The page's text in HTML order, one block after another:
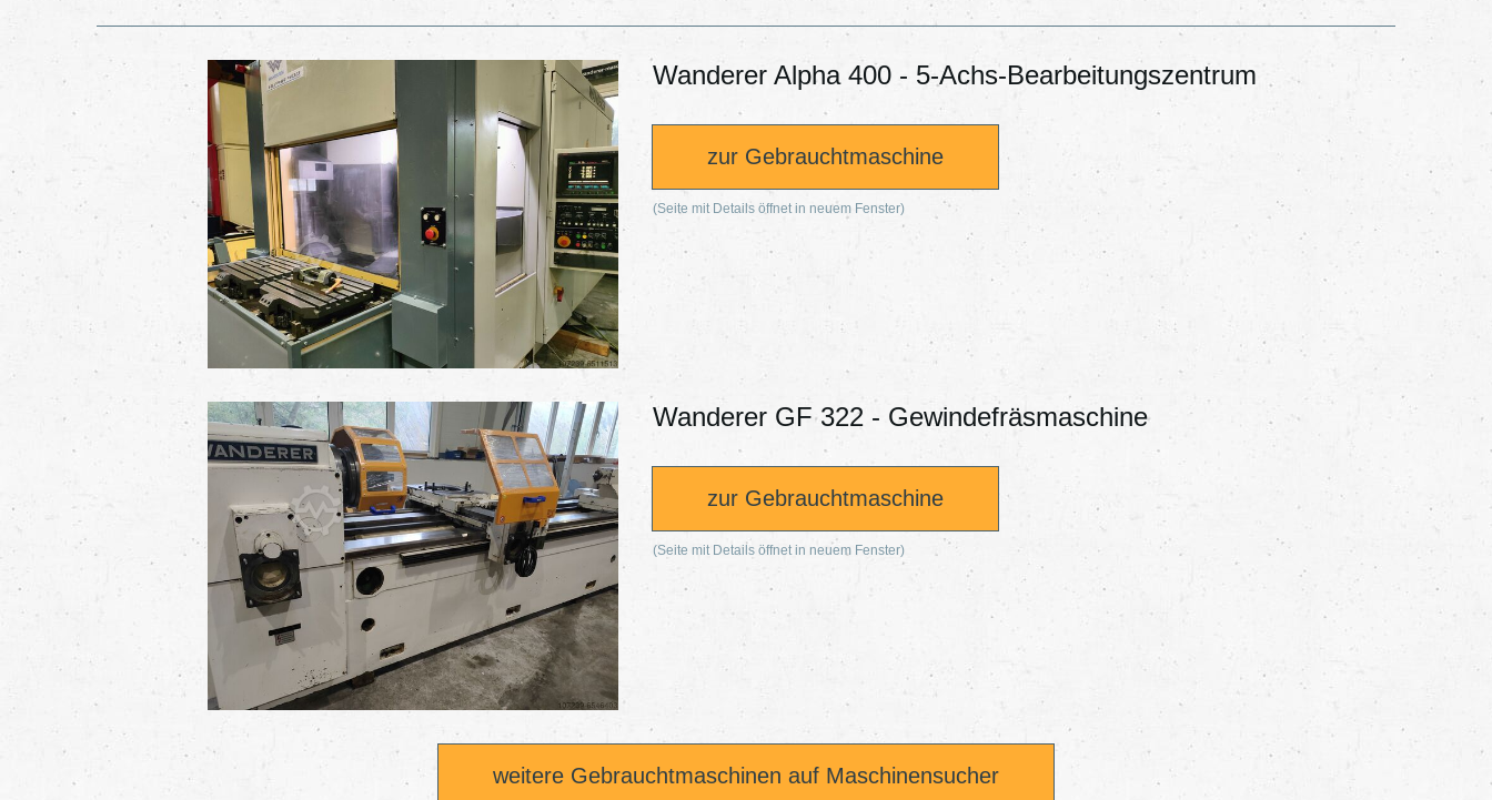
Wanderer Alpha 400 - 5-Achs-Bearbeitungszentrum
zur Gebrauchtmaschine
(Seite mit Details öffnet in neuem Fenster)
Wanderer GF 322 - Gewindefräsmaschine
zur Gebrauchtmaschine
(Seite mit Details öffnet in neuem Fenster)
weitere Gebrauchtmaschinen auf Maschinensucher